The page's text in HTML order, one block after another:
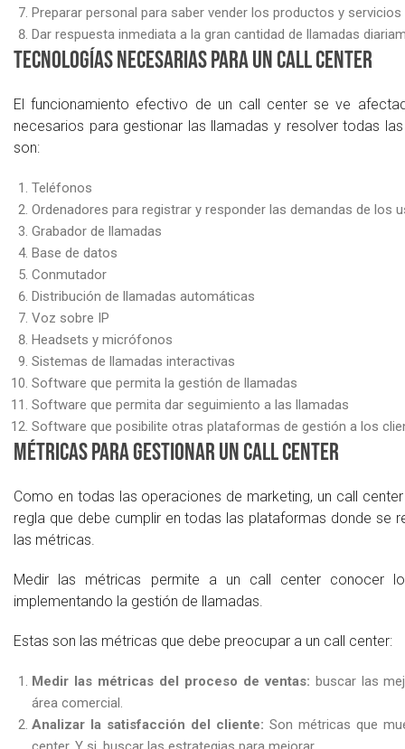
Preparar personal para saber vender los productos y
Dar respuesta inmediata a la gran cantidad de llamadas
Tecnologías necesarias para un call center
El funcionamiento efectivo de un call center se ve
necesarios para gestionar las llamadas y resolver todas
son:
Teléfonos
Ordenadores para registrar y responder las demandas de los
Grabador de llamadas
Base de datos
Conmutador
Distribución de llamadas automáticas
Voz sobre IP
Headsets y micrófonos
Sistemas de llamadas interactivas
Software que permita la gestión de llamadas
Software que permita dar seguimiento a las llamadas
Software que posibilite otras plataformas de gestión a los
Métricas para gestionar un call center
Como en todas las operaciones de marketing, un call
regla que debe cumplir en todas las plataformas donde se
las métricas.
Medir las métricas permite a un call center conocer
implementando la gestión de llamadas.
Estas son las métricas que debe preocupar a un call center:
Medir las métricas del proceso de ventas: buscar las
área comercial.
Analizar la satisfacción del cliente: Son métricas que